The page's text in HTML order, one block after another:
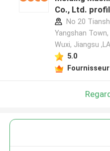
Co., Ltd.
No 20
Yangshan
Wuxi, Jiangsu
5.0